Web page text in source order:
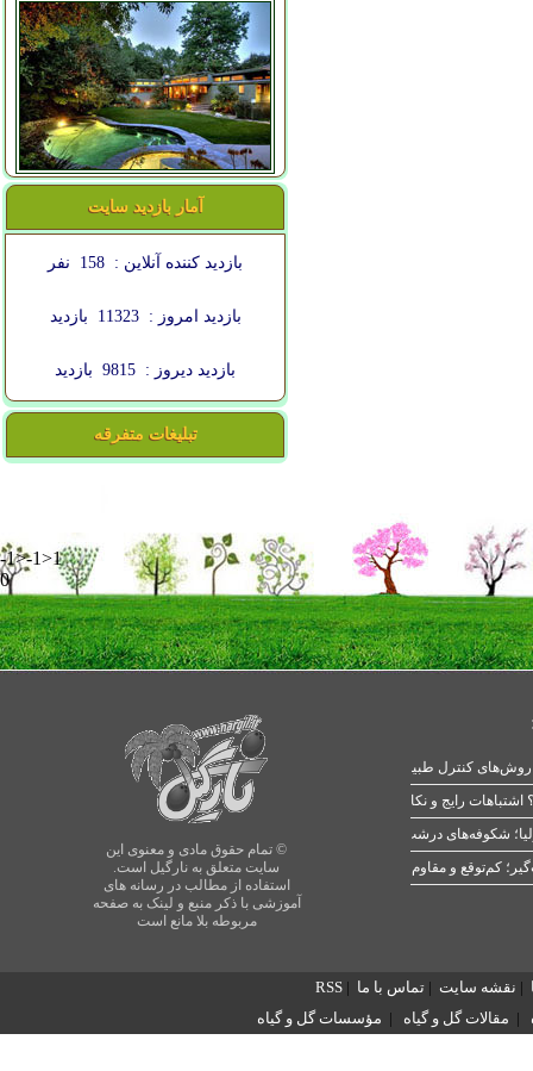
آمار بازدید سایت
بازدید کننده آنلاین : 158 نفر
بازدید امروز : 11323 بازدید
بازدید دیروز : 9815 بازدید
تبلیغات متفرقه
-1>-1>1
0
© تمام حقوق مادی و معنوی این
سایت متعلق به نارگیل است.
استفاده از مطالب در رسانه های
آموزشی با ذکر منبع و لینک به صفحه
مربوطه بلا مانع است
رایج و نکات طلایی
شکوفه‌های درشت در بهار
| نقشه سایت | تماس با ما |
RSS
| مقالات گل و گیاه | مؤسسات گل و گیاه